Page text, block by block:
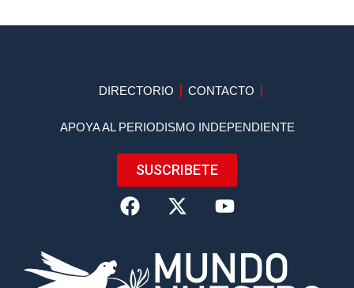
DIRECTORIO CONTACTO
APOYA AL PERIODISMO INDEPENDIENTE
SUSCRIBETE